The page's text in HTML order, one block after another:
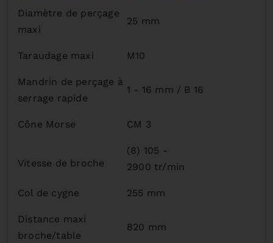
Diamètre de perçage
maxi
25 mm
Taraudage maxi M10
Mandrin de perçage à
serrage rapide
1 - 16 mm / B 16
Cône Morse CM 3
Vitesse de broche
(8) 105 -
2900 tr/min
Col de cygne 255 mm
Distance maxi
broche/table
820 mm